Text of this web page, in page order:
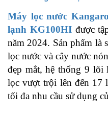
Máy lọc nước
lạnh KG100HIđược
năm 2024. Sản phẩm là
lọc nước và cây nước
đẹp mắt, hệ thống 9 lõi
lọc vượt trội lên đến 17
tối đa nhu cầu sử dụng